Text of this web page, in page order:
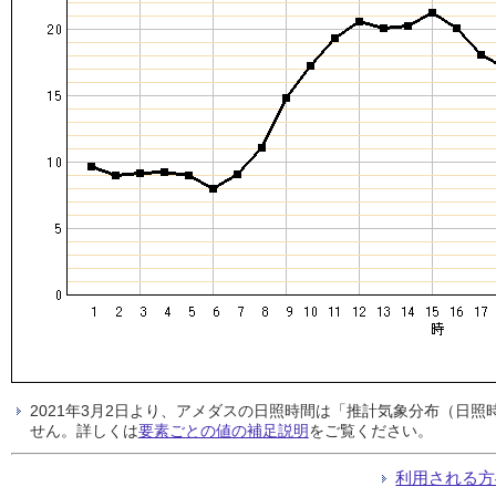
2021年3月2日より、アメダスの日照時間は「推計気象分布（日
せん。詳しくは要素ごとの値の補足説明をご覧ください。
利用される